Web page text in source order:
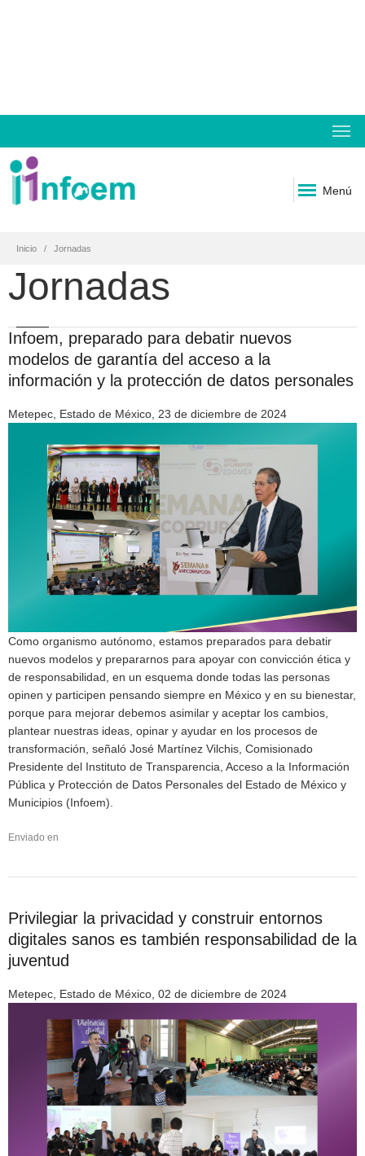
Menú
Inicio Jornadas
Jornadas
Infoem, preparado para debatir nuevos
modelos de garantía del acceso a la
información y la protección de datos personales
Metepec, Estado de México, 23 de diciembre de 2024
Como organismo autónomo, estamos preparados para debatir
nuevos modelos y prepararnos para apoyar con convicción ética y
de responsabilidad, en un esquema donde todas las personas
opinen y participen pensando siempre en México y en su bienestar,
porque para mejorar debemos asimilar y aceptar los cambios,
plantear nuestras ideas, opinar y ayudar en los procesos de
transformación, señaló José Martínez Vilchis, Comisionado
Presidente del Instituto de Transparencia, Acceso a la Información
Pública y Protección de Datos Personales del Estado de México y
Municipios (Infoem).
Enviado en
Privilegiar la privacidad y construir entornos
digitales sanos es también responsabilidad de la
juventud
Metepec, Estado de México, 02 de diciembre de 2024